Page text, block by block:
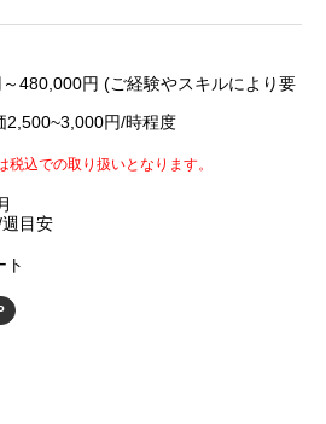
480,000円 (ご経験やスキルにより要
円/時程度
込での取り扱いとなります。
目安
ト